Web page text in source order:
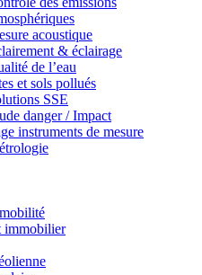
acoustique
& éclairage
de l’eau
et sols pollués
SSE
danger / Impact
instruments de mesure
immobilier